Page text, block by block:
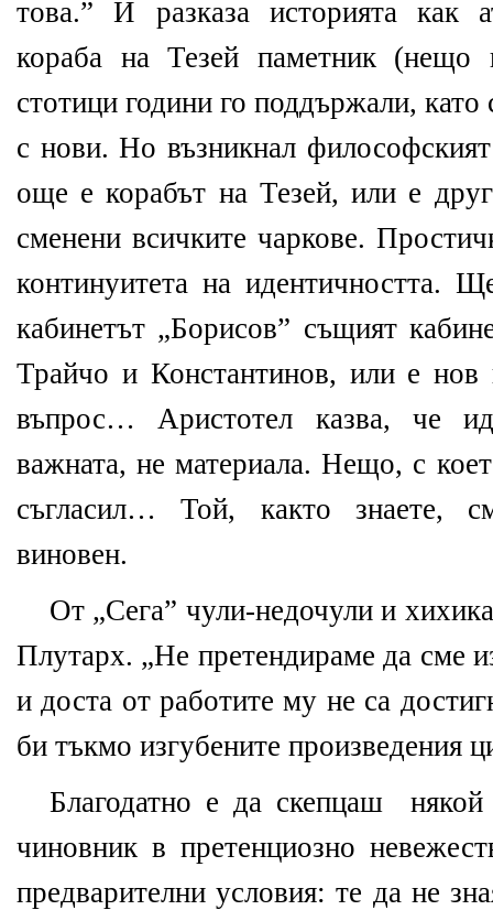
това.” И разказа историята как
кораба на Тезей паметник (нещо
стотици години го поддържали, като
с нови. Но възникнал
още е корабът на Тезей, или е
сменени всичките чаркове.
континуитета на идентичността.
кабинетът „Борисов” същият
Трайчо и Константинов, или е
въпрос… Аристотел казва, че
важната, не материала. Нещо, с
съгласил… Той, както знаете,
виновен.
От „Сега” чули-недочули и
Плутарх. „Не претендираме да сме
и доста от работите му не са
би тъкмо изгубените произведения
Благодатно е да скепцаш
чиновник в претенциозно
предварителни условия: те да не